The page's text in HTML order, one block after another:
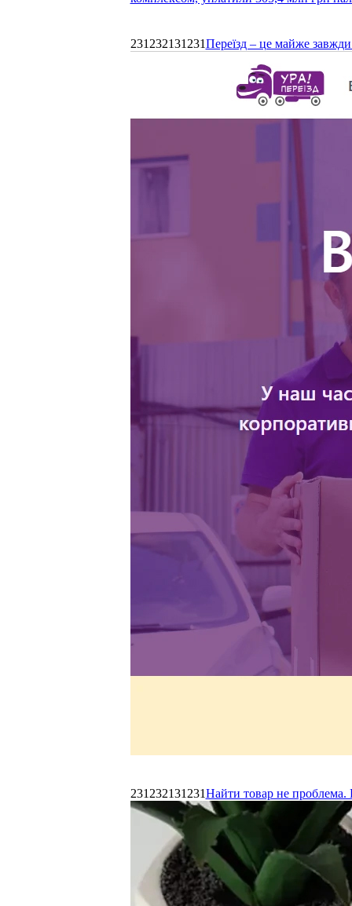
231232131231Переїзд – це майже
231232131231Найти товар не проблема.